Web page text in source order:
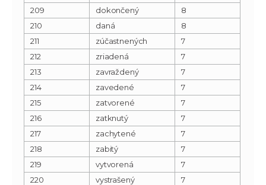
209
dokončený
8
210
daná
8
211
zúčastnených
7
212
zriadená
7
213
zavraždený
7
214
zavedené
7
215
zatvorené
7
216
zatknutý
7
217
zachytené
7
218
zabitý
7
219
vytvorená
7
220
vystrašený
7